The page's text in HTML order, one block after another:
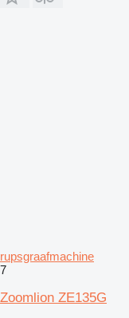
rupsgraafmachine
7
Zoomlion ZE135G